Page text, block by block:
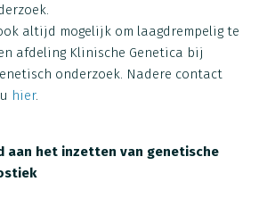
altijd mogelijk om laagdrempelig te
afdeling Klinische Genetica bij
onderzoek. Nadere contact
hier.
het inzetten van genetische